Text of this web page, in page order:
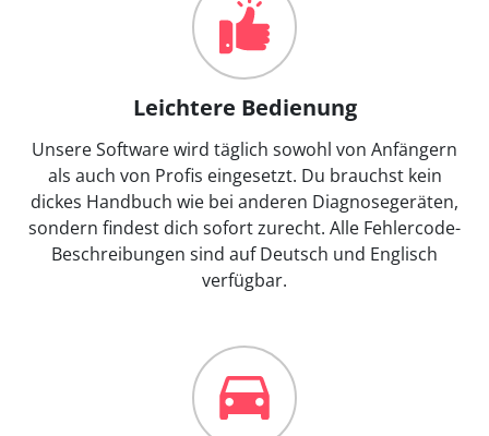
Leichtere Bedienung
Unsere Software wird täglich sowohl von Anfängern
als auch von Profis eingesetzt. Du brauchst kein
dickes Handbuch wie bei anderen Diagnosegeräten,
sondern findest dich sofort zurecht. Alle Fehlercode-
Beschreibungen sind auf Deutsch und Englisch
verfügbar.